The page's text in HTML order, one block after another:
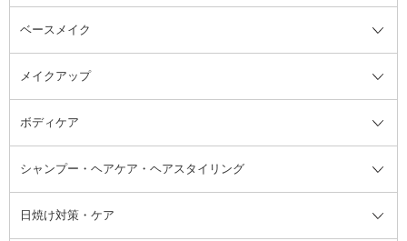
スキンケア・基礎化粧品全て
洗顔料
美容液
オールインワン化粧品 フェイスクリーム
フェイスオイル・バーム
ベースメイク
ベースメイク全て
BBクリーム
コンシーラー ファンデーション
フェイスパウダー
メイクアップ
メイクアップ全て
まつげ美容液 つけまつげ
アイシャドウ
ボディケア
ボディケア全て
ボディソープ・ハンドソープ・石
けん
ボディケア
シャンプー・ヘアケア・ヘアスタイリング
シャンプー・ヘアケア・ヘアスタ
イリング全て
日焼け対策・ケア